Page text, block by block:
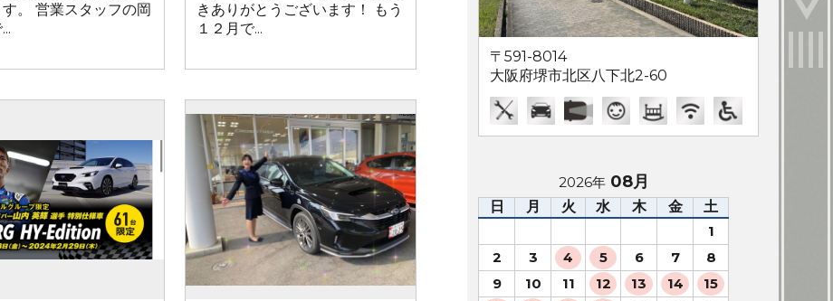
。 営業スタッフの岡
きありがとうございます！ もう
１２月で...
〒591-8014
大阪府堺市北区八下北2-60
2026年 08月
日 月 火 水 木 金 土
1
2
3 4 5 6 7
8
9
10 11 12 13 14
15